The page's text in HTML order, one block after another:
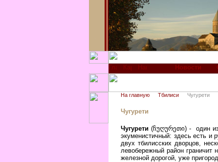
Новости
На главную Тбилиси Чугурети
Чугурети
Чугурети (ჩუღურეთი) - один из
экуменистичный: здесь есть и
двух тбилисских дворцов,
левобережный район граничит
железной дорогой, уже